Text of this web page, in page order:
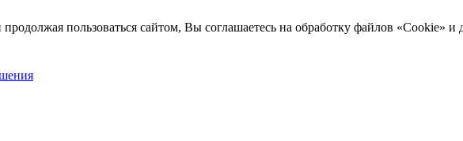
пользоваться сайтом, Вы соглашаетесь на обработку файлов «Cookie»